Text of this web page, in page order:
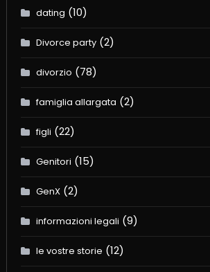
dating (10)
Divorce party(2)
divorzio (78)
famiglia allargata (2)
figli (22)
Genitori (15)
GenX(2)
informazioni legali (9)
le vostre storie (12)